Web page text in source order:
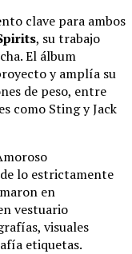
clave para ambos
, su trabajo
El álbum
y amplía su
de peso, entre
como StingyJack
lo estrictamente
en
vestuario
visuales
etiquetas.